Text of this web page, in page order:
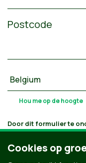
Postcode
Door dit formulier te
gegevens verwerkt en
aanvinkt dat je e-mails
hoogte volgens je
Cookies op